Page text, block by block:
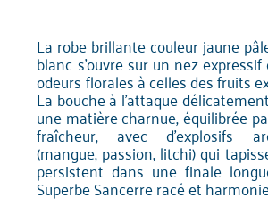
La robe brillante couleur jaune
blanc s'ouvre sur un nez
odeurs florales à celles des fruits
La bouche à l'attaque
une matière charnue, équilibrée
fraîcheur, avec d'explosifs
(mangue, passion, litchi) qui
persistent dans une finale
Superbe Sancerre racé et